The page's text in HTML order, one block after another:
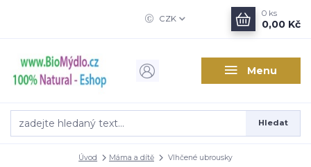
Menu
CZK
Hledat
0 ks
0,00 Kč
Úvod Máma a dítě Vlhčené ubrousky